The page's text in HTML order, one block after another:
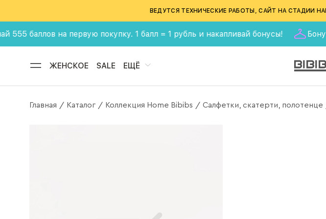
ВЕДУТСЯ ТЕХНИЧЕСКИЕ РАБОТЫ, САЙТ НА СТАДИИ
на первую покупку. 1 балл = 1 рубль и накапливай бонусы! Бонусная
ЖЕНСКОЕ SALE ЕЩЁ
Главная / Каталог / Коллекция Home Bibibs / Салфетки, скатерти, полотенце